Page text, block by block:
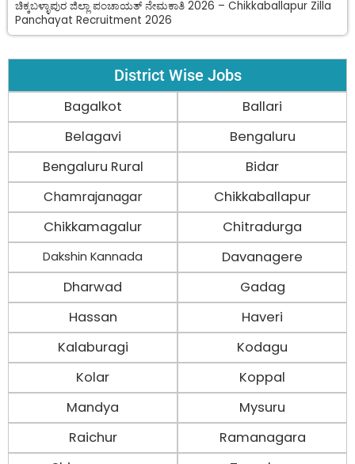
ಚಿಕ್ಕಬಳ್ಳಾಪುರ ಜಿಲ್ಲಾ ಪಂಚಾಯತ್ ನೇಮಕಾತಿ 2026 – Chikkaballapur Zilla
Panchayat Recruitment 2026
District Wise Jobs
Bagalkot
Ballari
Belagavi
Bengaluru
Bengaluru Rural
Bidar
Chamrajanagar
Chikkaballapur
Chikkamagalur
Chitradurga
Dakshin Kannada
Davanagere
Dharwad
Gadag
Hassan
Haveri
Kalaburagi
Kodagu
Kolar
Koppal
Mandya
Mysuru
Raichur
Ramanagara